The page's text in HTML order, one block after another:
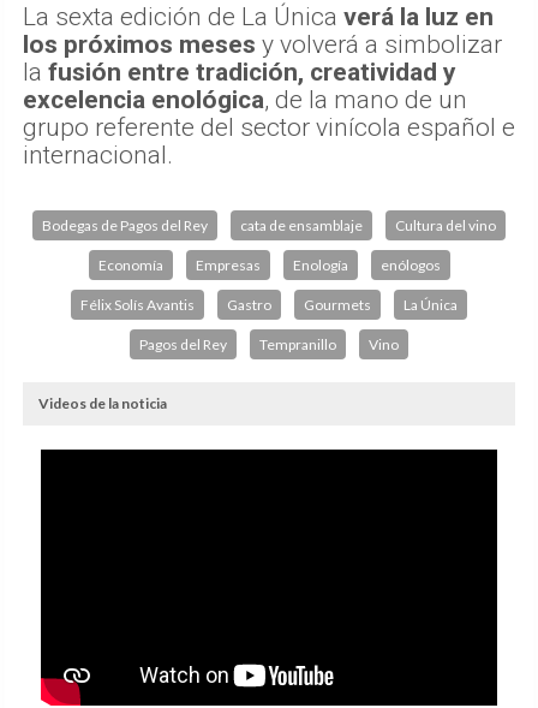
La sexta edición de La Única verá la luz en
los próximos meses y volverá a simbolizar
la fusión entre tradición, creatividad y
excelencia enológica, de la mano de un
grupo referente del sector vinícola español e
internacional.
Bodegas de Pagos del Rey cata de ensamblaje Cultura del vino
Economía Empresas Enología enólogos
Félix Solís Avantis Gastro Gourmets La Única
Pagos del Rey Tempranillo Vino
Videos de la noticia